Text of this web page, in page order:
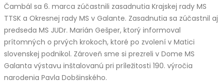
Čambál sa 6. marca zúčastnili zasadnutia Krajskej rady MS
TTSK a Okresnej rady MS v Galante. Zasadnutia sa zúčastnil aj
predseda MS JUDr. Marián Gešper, ktorý informoval
prítomných o prvých krokoch, ktoré po zvolení v Matici
slovenskej podnikol. Zároveň sme si prezreli v Dome MS
Galanta výstavu inštalovanú pri príležitosti 190. výročia
narodenia Pavla Dobšinského.